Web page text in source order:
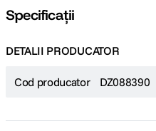
Specificații
DETALII PRODUCATOR
Cod producator DZ088390